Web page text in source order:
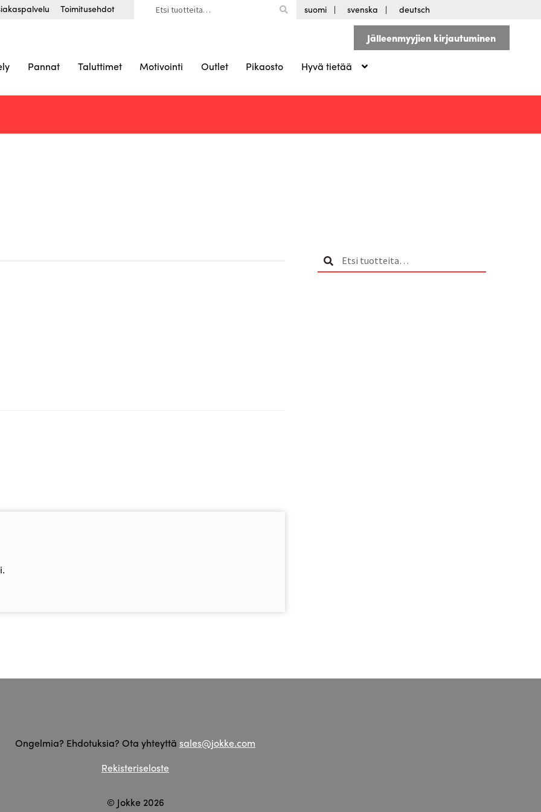
Toimitusehdot suomi svenska deutsch
Pannat Taluttimet Motivointi Outlet Pikaosto Hyvä tietää
Jälleenmyyjien kirjautuminen
Etsi:
Haku
Ongelmia? Ehdotuksia? Ota yhteyttä sales@jokke.com
Rekisteriseloste
© Jokke 2026